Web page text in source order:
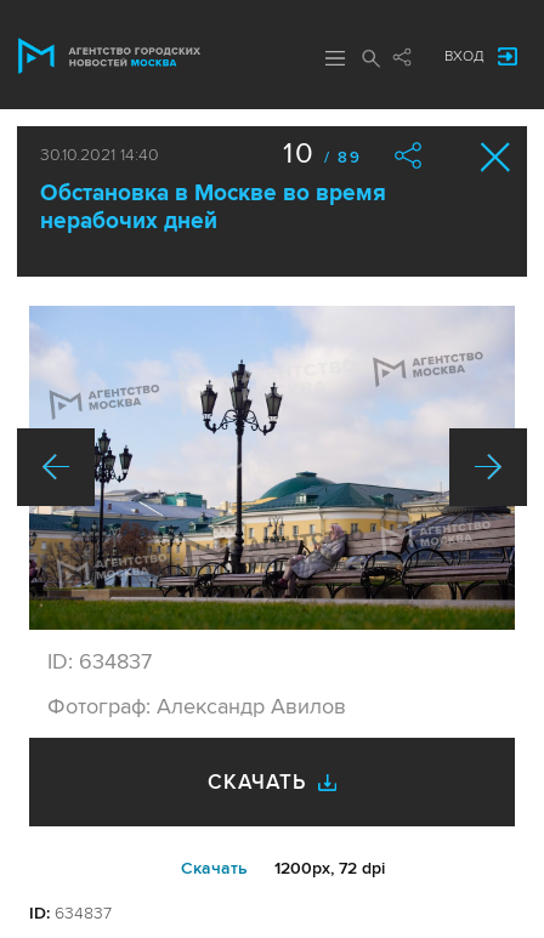
ВХОД
30.10.2021 14:40
Обстановка в Москве во время
нерабочих дней
10 / 89
ID: 634837
Фотограф: Александр Авилов
СКАЧАТЬ
Cкачать 1200px, 72 dpi
ID: 634837